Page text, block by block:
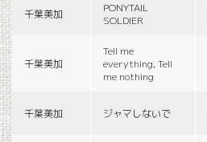
千葉美加
PONYTAIL
SOLDIER
千葉美加
Tell me
everything, Tell
me nothing
千葉美加 ジャマしないで